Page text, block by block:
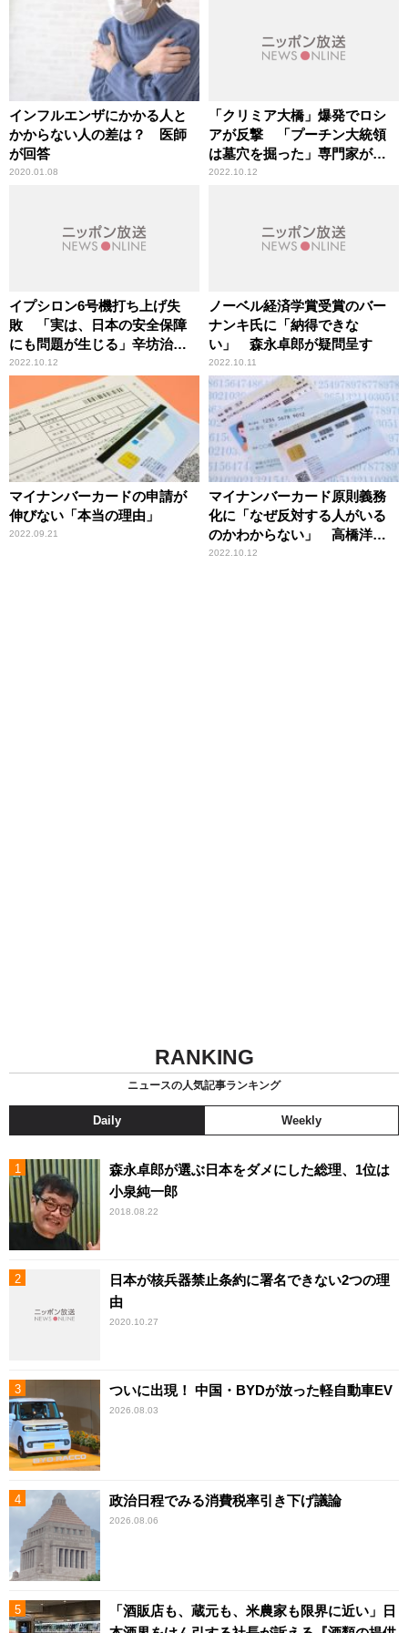
インフルエンザにかかる人と
かからない人の差は？ 医師
が回答
2020.01.08
「クリミア大橋」爆発でロシ
アが反撃 「プーチン大統領
は墓穴を掘った」専門家が見
解
2022.10.12
イプシロン6号機打ち上げ失
敗 「実は、日本の安全保障
にも問題が生じる」辛坊治郎
が解説
2022.10.12
ノーベル経済学賞受賞のバー
ナンキ氏に「納得できな
い」 森永卓郎が疑問呈す
2022.10.11
マイナンバーカードの申請が
伸びない「本当の理由」
2022.09.21
マイナンバーカード原則義務
化に「なぜ反対する人がいる
のかわからない」 高橋洋一
が利点を解説
2022.10.12
RANKING
ニュースの人気記事ランキング
Daily Weekly
森永卓郎が選ぶ日本をダメにした総理、1位は
小泉純一郎
2018.08.22
日本が核兵器禁止条約に署名できない2つの理
由
2020.10.27
ついに出現！ 中国・BYDが放った軽自動車EV
2026.08.03
政治日程でみる消費税率引き下げ議論
2026.08.06
「酒販店も、蔵元も、米農家も限界に近い」日